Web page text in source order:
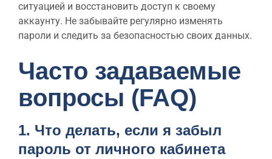
ситуацией и восстановить доступ к своему
аккаунту. Не забывайте регулярно изменять
пароли и следить за безопасностью своих данных.
Часто задаваемые
вопросы (FAQ)
1. Что делать, если я забыл
пароль от личного кабинета